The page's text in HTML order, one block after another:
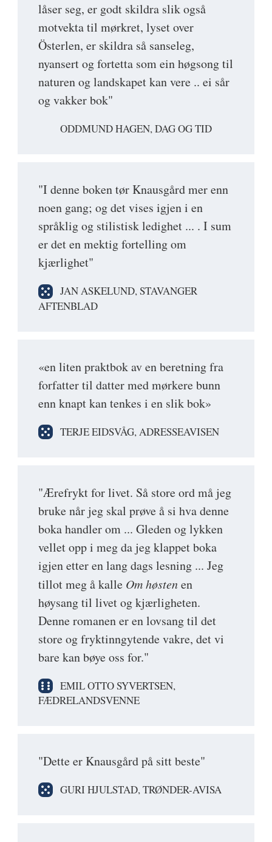
låser seg, er godt skildra slik også
motvekta til mørkret, lyset over
Österlen, er skildra så sanseleg,
nyansert og fortetta som ein høgsong til
naturen og landskapet kan vere .. ei sår
og vakker bok"
ODDMUND HAGEN, DAG OG TID
"I denne boken tør Knausgård mer enn
noen gang; og det vises igjen i en
språklig og stilistisk ledighet ... . I sum
er det en mektig fortelling om
kjærlighet"
JAN ASKELUND, STAVANGER
AFTENBLAD
«en liten praktbok av en beretning fra
forfatter til datter med mørkere bunn
enn knapt kan tenkes i en slik bok»
TERJE EIDSVÅG, ADRESSEAVISEN
"Ærefrykt for livet. Så store ord må jeg
bruke når jeg skal prøve å si hva denne
boka handler om ... Gleden og lykken
vellet opp i meg da jeg klappet boka
igjen etter en lang dags lesning ... Jeg
tillot meg å kalle Om høstenen
høysang til livet og kjærligheten.
Denne romanen er en lovsang til det
store og fryktinngytende vakre, det vi
bare kan bøye oss for."
EMIL OTTO SYVERTSEN,
FÆDRELANDSVENNE
"Dette er Knausgård på sitt beste"
GURI HJULSTAD, TRØNDER-AVISA